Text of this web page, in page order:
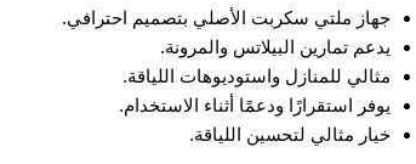
جهاز ملتي سكربت الأصلي بتصميم احترافي.
يدعم تمارين البيلاتس والمرونة.
مثالي للمنازل واستوديوهات اللياقة.
يوفر استقرارًا ودعمًا أثناء الاستخدام.
خيار مثالي لتحسين اللياقة.